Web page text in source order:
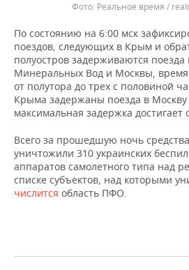
Реальное время /
По состоянию на 6:00 мск
поездов, следующих в Крым и
полуостров задерживаются поезда
Минеральных Вод и Москвы, время
от полутора до трех с половиной
Крыма задержаны поезда в
максимальная задержка достигает
Всего за прошедшую ночь
уничтожили 310 украинских
аппаратов самолетного типа над
списке субъектов, над которыми
числится область ПФО.